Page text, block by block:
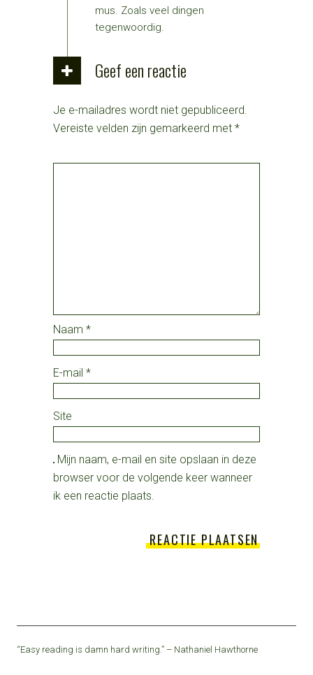
mus. Zoals veel dingen
tegenwoordig.
Geef een reactie
Je e-mailadres wordt niet gepubliceerd.
Vereiste velden zijn gemarkeerd met *
Naam *
E-mail *
Site
Mijn naam, e-mail en site opslaan in deze
browser voor de volgende keer wanneer
ik een reactie plaats.
“Easy reading is damn hard writing.” – Nathaniel Hawthorne